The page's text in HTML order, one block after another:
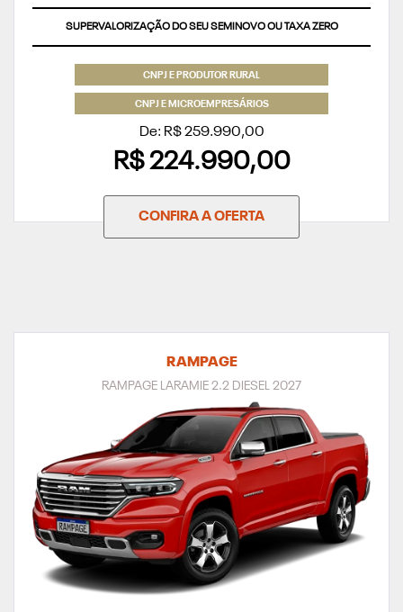
SUPERVALORIZAÇÃO DO SEU SEMINOVO OU TAXA ZERO
CNPJ E PRODUTOR RURAL
CNPJ E MICROEMPRESÁRIOS
De: R$ 259.990,00
R$ 224.990,00
CONFIRA A OFERTA
RAMPAGE
RAMPAGE LARAMIE 2.2 DIESEL 2027